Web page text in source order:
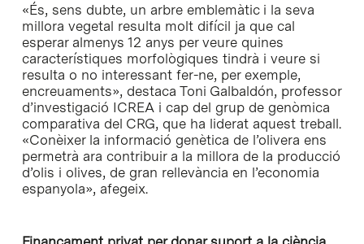
«És, sens dubte, un arbre emblemàtic i la seva
millora vegetal resulta molt difícil ja que cal
esperar almenys 12 anys per veure quines
característiques morfològiques tindrà i veure si
resulta o no interessant fer-ne, per exemple,
encreuaments», destaca Toni Galbaldón, professor
d’investigació ICREA i cap del grup de genòmica
comparativa del CRG, que ha liderat aquest treball.
«Conèixer la informació genètica de l’olivera ens
permetrà ara contribuir a la millora de la producció
d’olis i olives, de gran rellevància en l’economia
espanyola», afegeix.